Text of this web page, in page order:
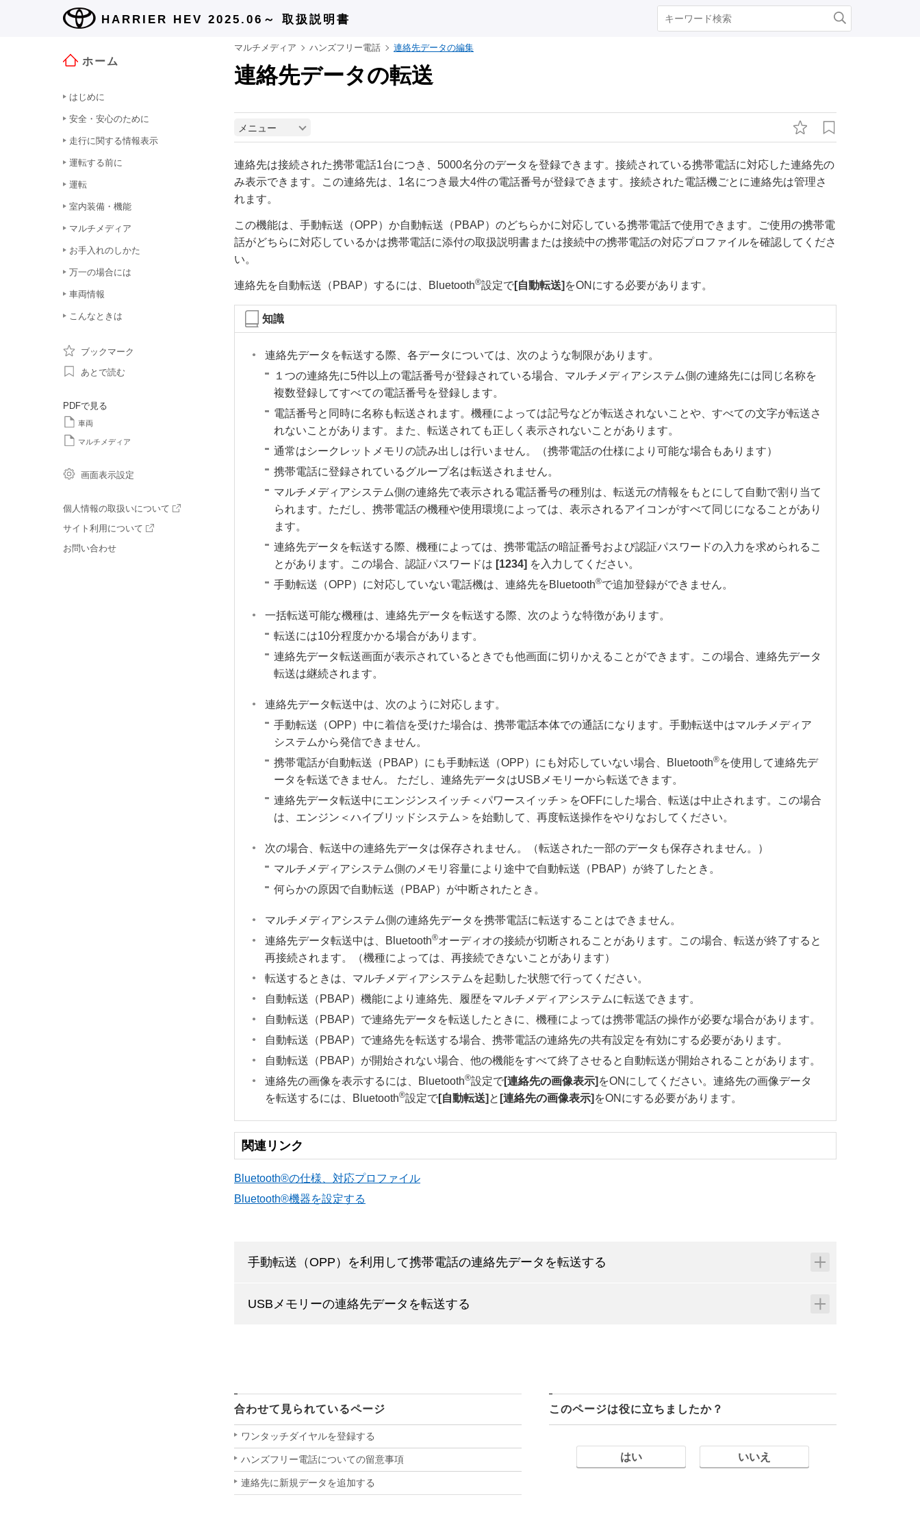
HARRIER HEV 2025.06～ 取扱説明書
ホーム
はじめに
安全・安心のために
走行に関する情報表示
運転する前に
運転
室内装備・機能
マルチメディア
お手入れのしかた
万一の場合には
車両情報
こんなときは
ブックマーク
あとで読む
PDFで見る
車両
マルチメディア
画面表示設定
個人情報の取扱いについて
サイト利用について
お問い合わせ
マルチメディア ハンズフリー電話 連絡先データの編集
連絡先データの転送
メニュー
連絡先は接続された携帯電話1台につき、5000名分のデータを登録できます。接続されている携帯電話に対応した連絡先の
み表示できます。この連絡先は、1名につき最大4件の電話番号が登録できます。接続された電話機ごとに連絡先は管理さ
れます。
この機能は、手動転送（OPP）か自動転送（PBAP）のどちらかに対応している携帯電話で使用できます。ご使用の携帯電
話がどちらに対応しているかは携帯電話に添付の取扱説明書または接続中の携帯電話の対応プロファイルを確認してくださ
い。
連絡先を自動転送（PBAP）するには、Bluetooth®設定で[‍自動転送‍] をONにする必要があります。
知識
連絡先データを転送する際、各データについては、次のような制限があります。
１つの連絡先に5件以上の電話番号が登録されている場合、マルチメディアシステム側の連絡先には同じ名称を
複数登録してすべての電話番号を登録します。
電話番号と同時に名称も転送されます。機種によっては記号などが転送されないことや、すべての文字が転送さ
れないことがあります。また、転送されても正しく表示されないことがあります。
通常はシークレットメモリの読み出しは行いません。（携帯電話の仕様により可能な場合もあります）
携帯電話に登録されているグループ名は転送されません。
マルチメディアシステム側の連絡先で表示される電話番号の種別は、転送元の情報をもとにして自動で割り当て
られます。ただし、携帯電話の機種や使用環境によっては、表示されるアイコンがすべて同じになることがあり
ます。
連絡先データを転送する際、機種によっては、携帯電話の暗証番号および認証パスワードの入力を求められるこ
とがあります。この場合、認証パスワードは [‍1234‍] を入力してください。
手動転送（OPP）に対応していない電話機は、連絡先をBluetooth®で追加登録ができません。
一括転送可能な機種は、連絡先データを転送する際、次のような特徴があります。
転送には10分程度かかる場合があります。
連絡先データ転送画面が表示されているときでも他画面に切りかえることができます。この場合、連絡先データ
転送は継続されます。
連絡先データ転送中は、次のように対応します。
手動転送（OPP）中に着信を受けた場合は、携帯電話本体での通話になります。手動転送中はマルチメディア
システムから発信できません。
携帯電話が自動転送（PBAP）にも手動転送（OPP）にも対応していない場合、Bluetooth®を使用して連絡先デ
ータを転送できません。 ただし、連絡先データはUSBメモリーから転送できます。
連絡先データ転送中にエンジンスイッチ＜パワースイッチ＞をOFFにした場合、転送は中止されます。この場合
は、エンジン＜ハイブリッドシステム＞を始動して、再度転送操作をやりなおしてください。
次の場合、転送中の連絡先データは保存されません。（転送された一部のデータも保存されません。）
マルチメディアシステム側のメモリ容量により途中で自動転送（PBAP）が終了したとき。
何らかの原因で自動転送（PBAP）が中断されたとき。
マルチメディアシステム側の連絡先データを携帯電話に転送することはできません。
連絡先データ転送中は、Bluetooth®オーディオの接続が切断されることがあります。この場合、転送が終了すると
再接続されます。（機種によっては、再接続できないことがあります）
転送するときは、マルチメディアシステムを起動した状態で行ってください。
自動転送（PBAP）機能により連絡先、履歴をマルチメディアシステムに転送できます。
自動転送（PBAP）で連絡先データを転送したときに、機種によっては携帯電話の操作が必要な場合があります。
自動転送（PBAP）で連絡先を転送する場合、携帯電話の連絡先の共有設定を有効にする必要があります。
自動転送（PBAP）が開始されない場合、他の機能をすべて終了させると自動転送が開始されることがあります。
連絡先の画像を表示するには、Bluetooth®設定で[‍連絡先の画像表示‍] をONにしてください。連絡先の画像データ
を転送するには、Bluetooth®設定で[‍自動転送‍] と [‍連絡先の画像表示‍] をONにする必要があります。
関連リンク
Bluetooth®の仕様、対応プロファイル
Bluetooth®機器を設定する
手動転送（OPP）を利用して携帯電話の連絡先データを転送する
USBメモリーの連絡先データを転送する
合わせて見られているページ
ワンタッチダイヤルを登録する
ハンズフリー電話についての留意事項
連絡先に新規データを追加する
このページは役に立ちましたか？
はい いいえ